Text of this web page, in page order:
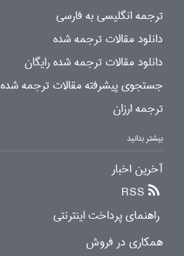
ترجمه انگلیسی به فارسی
دانلود مقالات ترجمه شده
دانلود مقالات ترجمه شده رایگان
جستجوی پیشرفته مقالات ترجمه شده
ترجمه ارزان
بیشتر بدانید
آخرین اخبار
RSS
راهنمای پرداخت اینترنتی
همکاری در فروش